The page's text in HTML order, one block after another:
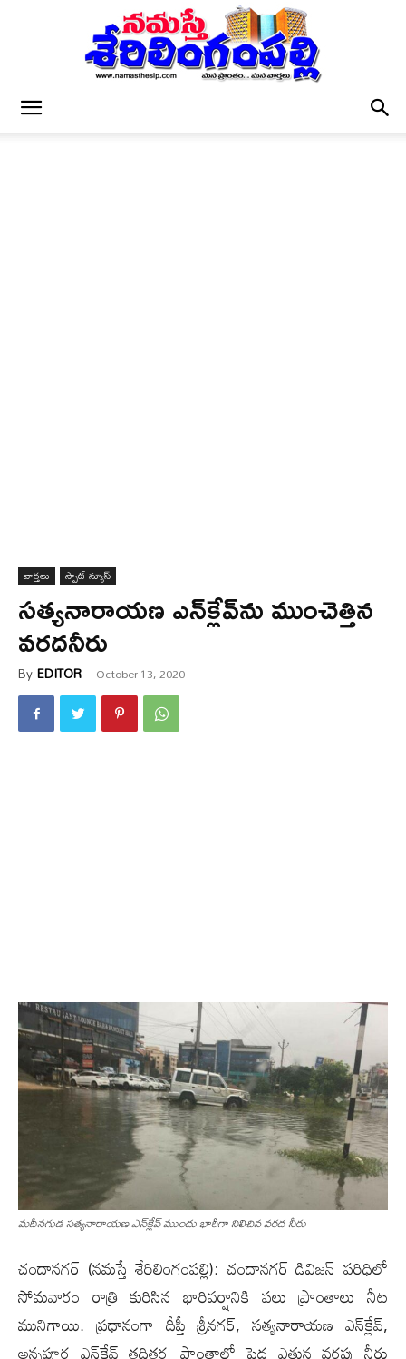
వార్త‌లు స్పాట్ న్యూస్
స‌త్య‌నారాయ‌ణ ఎన్‌క్లేవ్‌ను ముంచెత్తిన
వ‌ర‌ద‌నీరు
ByEDITOR - October 13, 2020
మ‌దీన‌గుడ స‌త్య‌నారాయ‌ణ ఎన్‌క్లేవ్ ముందు భారీగా నిలిచిన వ‌ర‌ద నీరు
చందాన‌గ‌ర్ (న‌మ‌స్తే శేరిలింగంప‌ల్లి): చందాన‌గ‌ర్ డివిజ‌న్ ప‌రిధిలో
సోమ‌వారం రాత్రి కురిసిన భారివ‌ర్షానికి ప‌లు ప్రాంతాలు నీట
మునిగాయి. ప్ర‌ధానంగా దీప్తీ శ్రీన‌గ‌ర్‌, స‌త్య‌నారాయ‌ణ ఎన్‌క్లేవ్‌,
అన్న‌పూర్ణ ఎన్‌క్లేవ్ త‌దిత‌ర ప్రాంతాల్లో పెద్ద ఎత్తున వ‌ర్ష‌పు నీరు